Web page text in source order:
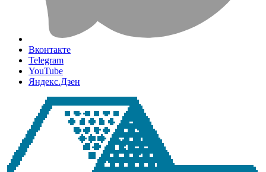
Вконтакте
Telegram
YouTube
Яндекс.Дзен